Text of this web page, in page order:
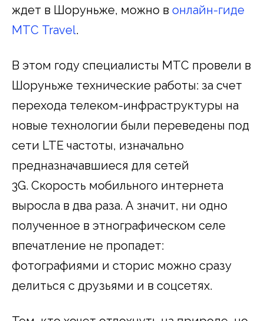
ждет в Шоруньже, можно в онлайн-гиде
МТС Travel.
В этом году специалисты МТС провели в
Шоруньже технические работы: за счет
перехода телеком-инфраструктуры на
новые технологии были переведены под
сети LTE частоты, изначально
предназначавшиеся для сетей
3G. Скорость мобильного интернета
выросла в два раза. А значит, ни одно
полученное в этнографическом селе
впечатление не пропадет:
фотографиями и сторис можно сразу
делиться с друзьями и в соцсетях.